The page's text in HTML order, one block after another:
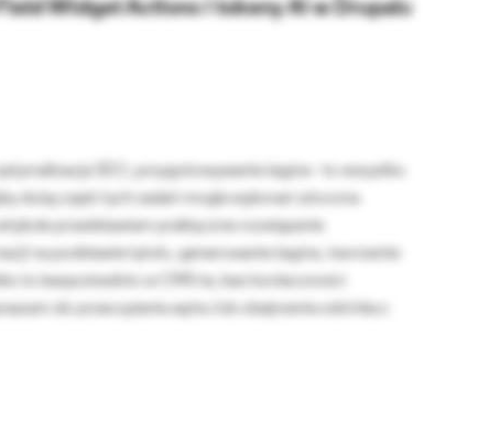
Widget Actions i tokeny AI w Drupalu
SEO, przygotowywanie tagów - to wszystko
dużą część tych zadań mogła wykonać sztuczna
przedstawiam praktyczne rozwiązanie
na podstawie tytułu, generowanie tagów, tworzenie
to bezpośrednio w CMS-ie, bez konieczności
do przeczytania wpisu lub obejrzenia odcinka z